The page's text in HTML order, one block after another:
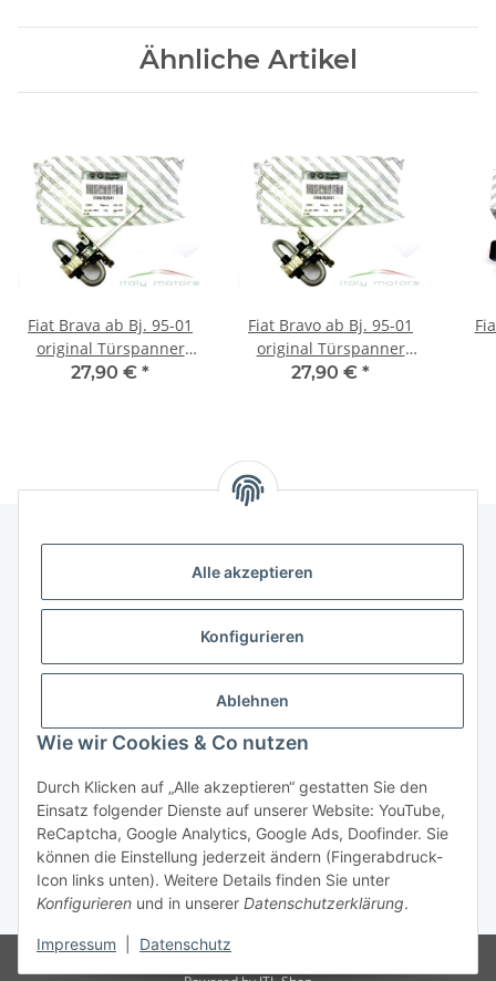
Alle akzeptieren
Konfigurieren
Ablehnen
Wie wir Cookies & Co nutzen
Durch Klicken auf „Alle akzeptieren“ gestatten Sie den
Einsatz folgender Dienste auf unserer Website: YouTube,
ReCaptcha, Google Analytics, Google Ads, Doofinder. Sie
können die Einstellung jederzeit ändern (Fingerabdruck-
Icon links unten). Weitere Details finden Sie unter
Konfigurieren und in unserer Datenschutzerklärung.
Impressum Datenschutz
Ähnliche Artikel
Fiat Brava ab Bj. 95-01
original Türspanner
Türfangband vorne
27,90 € *
Fiat Bravo ab Bj. 95-01
original Türspanner
Türfangband vorne
27,90 € *
Widerrufsbutton
* Alle Preise inkl. gesetzlicher USt., zzgl.Versand